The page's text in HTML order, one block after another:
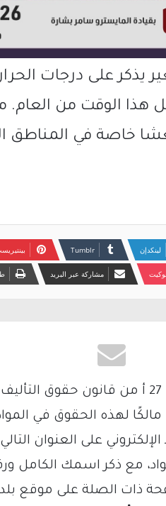
يذكر على درجات
هذا الوقت من
خاصة في المناطق
لينكدإن
بوكيت مشاركة عبر البريد
لهذه الحقوق في
مع ذكر اسمك الكامل
ذات الصلة على موقع